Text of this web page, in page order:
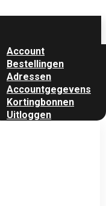
Account
Bestellingen
Adressen
Accountgegevens
Kortingbonnen
Uitloggen